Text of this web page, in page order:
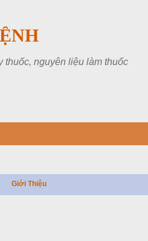
thuốc, nguyên liệu làm thuốc
Giới Thiệu